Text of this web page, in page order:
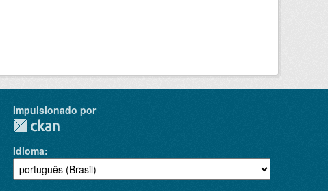
Impulsionado por
Idioma